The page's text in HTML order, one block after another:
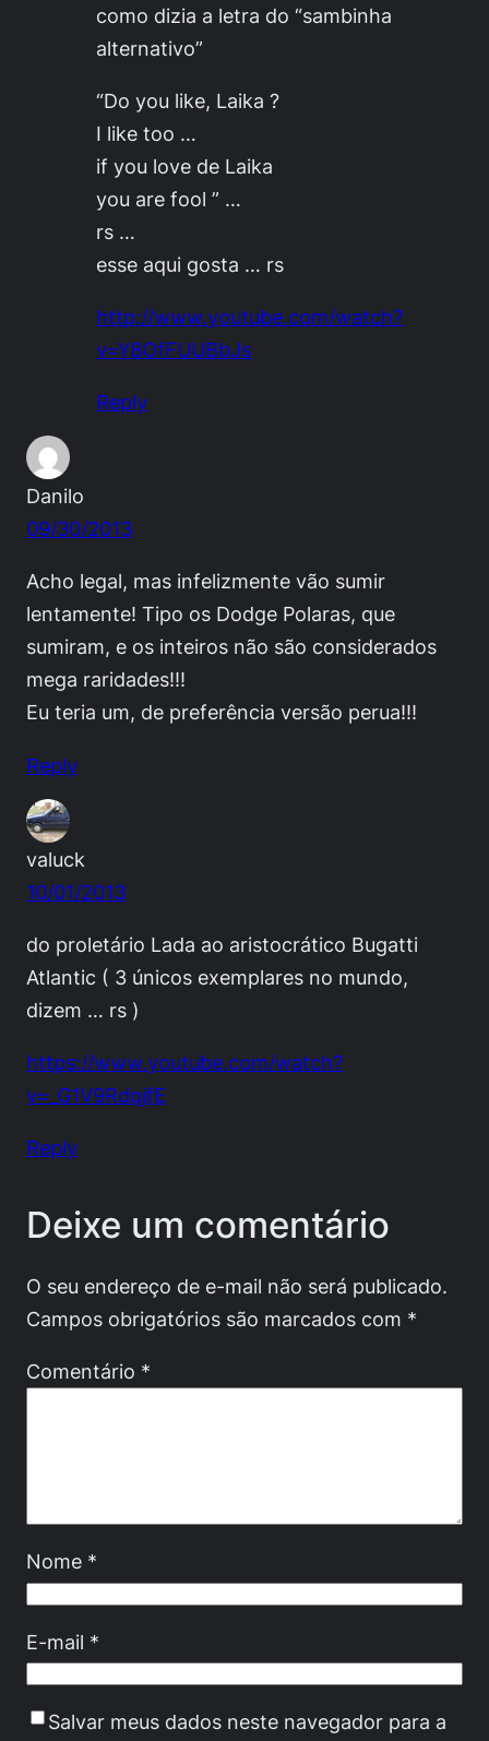
como dizia a letra do “sambinha
alternativo”
“Do you like, Laika ?
I like too …
if you love de Laika
you are fool ” …
rs …
esse aqui gosta … rs
http://www.youtube.com/watch?
v=Y8OfFUUBbJs
Reply
Danilo
09/30/2013
Acho legal, mas infelizmente vão sumir
lentamente! Tipo os Dodge Polaras, que
sumiram, e os inteiros não são considerados
mega raridades!!!
Eu teria um, de preferência versão perua!!!
Reply
valuck
10/01/2013
do proletário Lada ao aristocrático Bugatti
Atlantic ( 3 únicos exemplares no mundo,
dizem … rs )
https://www.youtube.com/watch?
v=_G1V9RdqjfE
Reply
Deixe um comentário
O seu endereço de e-mail não será publicado.
Campos obrigatórios são marcados com *
Comentário *
Nome *
E-mail *
Salvar meus dados neste navegador para a